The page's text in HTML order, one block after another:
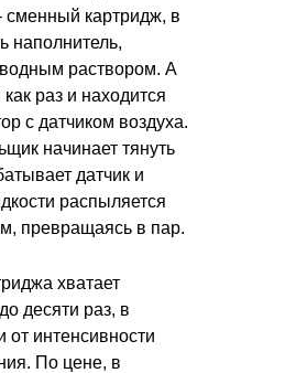
картридж, в
наполнитель,
раствором. А
раз и находится
с датчиком воздуха.
начинает тянуть
датчик и
распыляется
превращаясь в пар.
хватает
десяти раз, в
от интенсивности
По цене, в